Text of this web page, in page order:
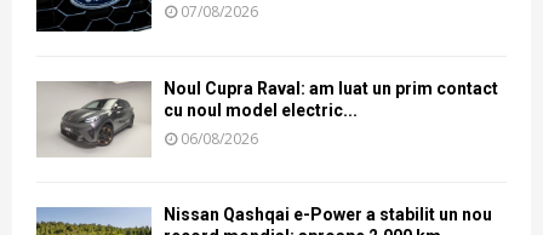
07/08/2026
Noul Cupra Raval: am luat un prim contact
cu noul model electric...
06/08/2026
Nissan Qashqai e-Power a stabilit un nou